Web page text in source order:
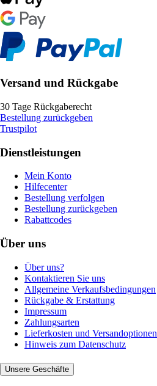
Versand und Rückgabe
30 Tage Rückgaberecht
Bestellung zurückgeben
Trustpilot
Dienstleistungen
Mein Konto
Hilfecenter
Bestellung verfolgen
Bestellung zurückgeben
Rabattcodes
Über uns
Über uns?
Kontaktieren Sie uns
Allgemeine Verkaufsbedingungen
Rückgabe & Erstattung
Impressum
Zahlungsarten
Lieferkosten und Versandoptionen
Hinweis zum Datenschutz
Unsere Geschäfte